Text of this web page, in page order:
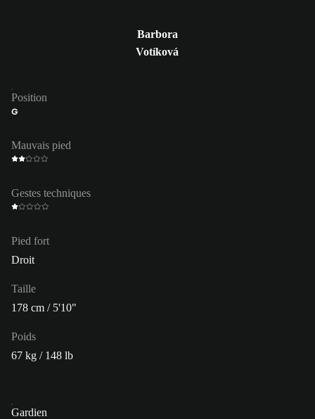
Barbora
Votíková
Position
G
Mauvais pied
Gestes techniques
Pied fort
Droit
Taille
178 cm / 5'10"
Poids
67 kg / 148 lb
Gardien